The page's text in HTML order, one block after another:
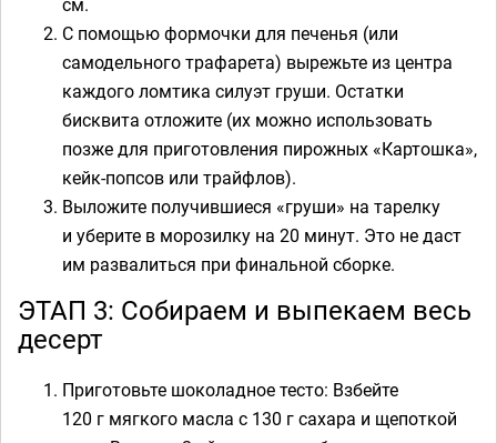
С помощью формочки для печенья (или
самодельного трафарета) вырежьте из центра
каждого ломтика силуэт груши. Остатки
бисквита отложите (их можно использовать
позже для приготовления пирожных «Картошка»,
кейк-попсов или трайфлов).
Выложите получившиеся «груши» на тарелку
и уберите в морозилку на 20 минут. Это не даст
им развалиться при финальной сборке.
ЭТАП 3: Собираем и выпекаем весь
десерт
Приготовьте шоколадное тесто: Взбейте
120 г мягкого масла с 130 г сахара и щепоткой